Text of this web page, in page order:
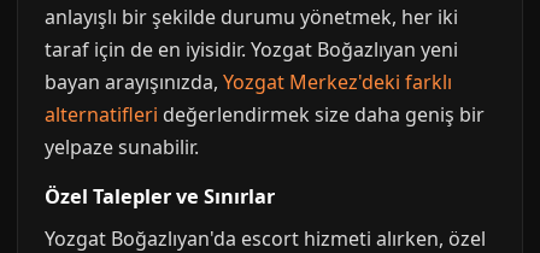
anlayışlı bir şekilde durumu yönetmek, her iki
taraf için de en iyisidir. Yozgat Boğazlıyan yeni
bayan arayışınızda, Yozgat Merkez'deki farklı
alternatifleri değerlendirmek size daha geniş bir
yelpaze sunabilir.
Özel Talepler ve Sınırlar
Yozgat Boğazlıyan'da escort hizmeti alırken, özel